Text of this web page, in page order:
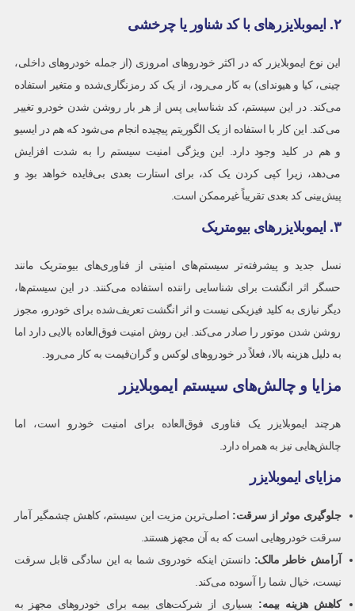
۲. ایموبلایزرهای با کد شناور یا چرخشی
این نوع ایموبلایزر که در اکثر خودروهای امروزی (از جمله خودروهای داخلی،
چینی، کیا و هیوندای) به کار می‌رود، از یک کد رمزنگاری‌شده و متغیر استفاده
می‌کند. در این سیستم، کد شناسایی پس از هر بار روشن شدن خودرو تغییر
می‌کند. این کار با استفاده از یک الگوریتم پیچیده انجام می‌شود که هم در ایسیو
و هم در کلید وجود دارد. این ویژگی امنیت سیستم را به شدت افزایش
می‌دهد، زیرا کپی کردن یک کد، برای استارت بعدی بی‌فایده خواهد بود و
پیش‌بینی کد بعدی تقریباً غیرممکن است.
۳. ایموبلایزرهای بیومتریک
نسل جدید و پیشرفته‌تر سیستم‌های امنیتی از فناوری‌های بیومتریک مانند
حسگر اثر انگشت برای شناسایی راننده استفاده می‌کنند. در این سیستم‌ها،
دیگر نیازی به کلید فیزیکی نیست و اثر انگشت تعریف‌شده برای خودرو، مجوز
روشن شدن موتور را صادر می‌کند. این روش امنیت فوق‌العاده بالایی دارد اما
به دلیل هزینه بالا، فعلاً در خودروهای لوکس و گران‌قیمت به کار می‌رود.
مزایا و چالش‌های سیستم ایموبلایزر
هرچند ایموبلایزر یک فناوری فوق‌العاده برای امنیت خودرو است، اما
چالش‌هایی نیز به همراه دارد.
مزایای ایموبلایزر
جلوگیری موثر از سرقت: اصلی‌ترین مزیت این سیستم، کاهش چشمگیر آمار
سرقت خودروهایی است که به آن مجهز هستند.
آرامش خاطر مالک: دانستن اینکه خودروی شما به این سادگی قابل سرقت
نیست، خیال شما را آسوده می‌کند.
کاهش هزینه بیمه: بسیاری از شرکت‌های بیمه برای خودروهای مجهز به